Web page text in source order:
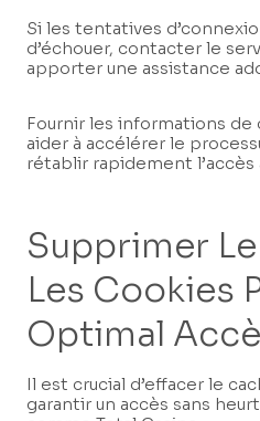
Si les tentatives
d’échouer, contacter le
apporter une assistance
Fournir les informations
aider à accélérer le
rétablir rapidement
Supprimer
Les Cookies
Optimal
Il est crucial d’effacer le
garantir un accès sans